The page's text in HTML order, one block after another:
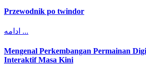
Przewodnik po twindor
ادامه ...
Mengenal Perkembangan Permainan
Interaktif Masa Kini